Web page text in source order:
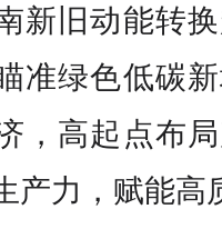
新旧动能转
准绿色低碳
，高起点布
产力，赋能高